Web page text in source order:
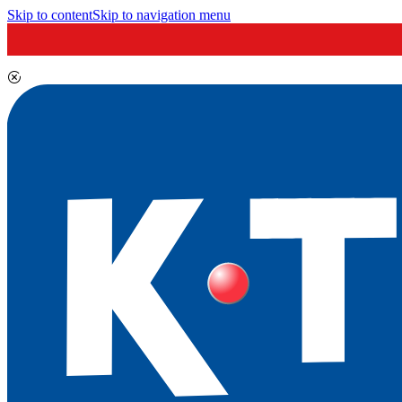
Skip to contentSkip to navigation menu